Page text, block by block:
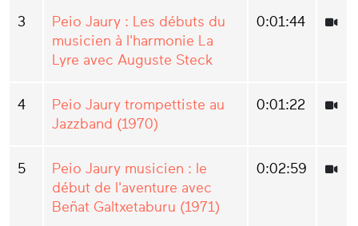
3
Peio Jaury : Les débuts du
musicien à l'harmonie La
Lyre avec Auguste Steck
0:01:44
4
Peio Jaury trompettiste au
Jazzband (1970)
0:01:22
5
Peio Jaury musicien : le
début de l'aventure avec
Beñat Galtxetaburu (1971)
0:02:59